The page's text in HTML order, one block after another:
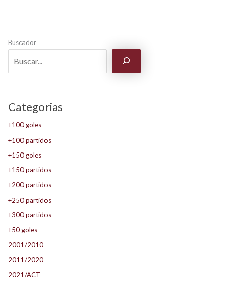
Buscador
Categorias
+100 goles
+100 partidos
+150 goles
+150 partidos
+200 partidos
+250 partidos
+300 partidos
+50 goles
2001/2010
2011/2020
2021/ACT